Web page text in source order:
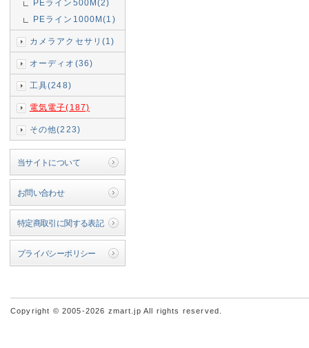
PEライン500M(2)
PEライン1000M(1)
カメラアクセサリ(1)
オーディオ(36)
工具(248)
電気電子(187)
その他(223)
当サイトについて
お問い合わせ
特定商取引に関する表記
プライバシーポリシー
Copyright © 2005-2026 zmart.jp All rights reserved.